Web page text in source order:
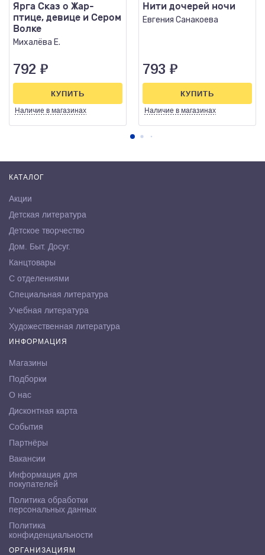
Ярга Сказ о Жар-
птице, девице и Сером
Волке
Михалёва Е.
792 ₽
Наличие в магазинах
КУПИТЬ
Нити дочерей ночи
Евгения Санакоева
793 ₽
Наличие в магазинах
КУПИТЬ
КАТАЛОГ
Акции
Детская литература
Детское творчество
Дом. Быт. Досуг.
Канцтовары
С отделениями
Специальная литература
Учебная литература
Художественная литература
ИНФОРМАЦИЯ
Магазины
Подборки
О нас
Дисконтная карта
События
Партнёры
Вакансии
Информация для
покупателей
Политика обработки
персональных данных
Политика
конфиденциальности
ОРГАНИЗАЦИЯМ